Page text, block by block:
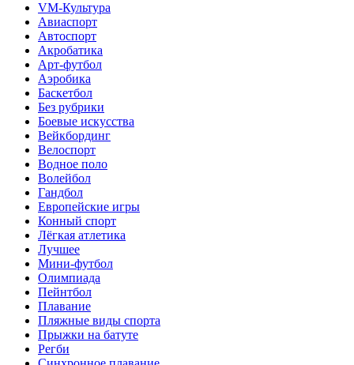
VM-Культура
Авиаспорт
Автоспорт
Акробатика
Арт-футбол
Аэробика
Баскетбол
Без рубрики
Боевые искусства
Вейкбординг
Велоспорт
Водное поло
Волейбол
Гандбол
Европейские игры
Конный спорт
Лёгкая атлетика
Лучшее
Мини-футбол
Олимпиада
Пейнтбол
Плавание
Пляжные виды спорта
Прыжки на батуте
Регби